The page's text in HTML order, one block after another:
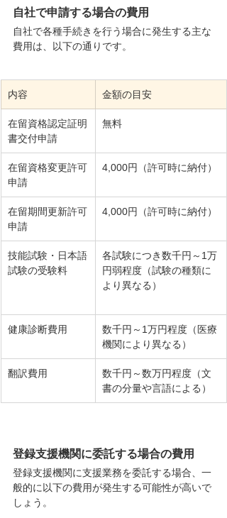
自社で申請する場合の費用
自社で各種手続きを行う場合に発生する主な
費用は、以下の通りです。
内容 金額の目安
在留資格認定証明
書交付申請
無料
在留資格変更許可
申請
4,000円（許可時に納付）
在留期間更新許可
申請
4,000円（許可時に納付）
技能試験・日本語
試験の受験料
各試験につき数千円～1万
円弱程度（試験の種類に
より異なる）
健康診断費用
数千円～1万円程度（医療
機関により異なる）
翻訳費用
数千円～数万円程度（文
書の分量や言語による）
登録支援機関に委託する場合の費用
登録支援機関に支援業務を委託する場合、一
般的に以下の費用が発生する可能性が高いで
しょう。